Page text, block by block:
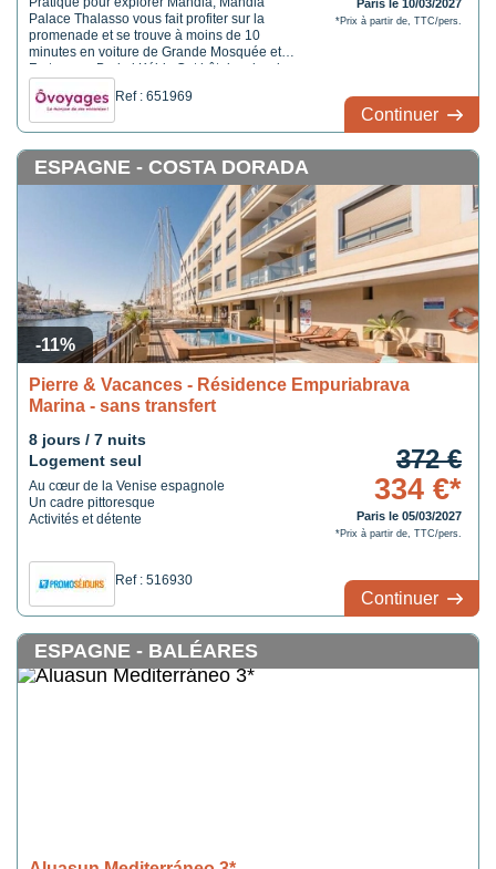
Palace Thalasso vous fait profiter sur la
promenade et se trouve à moins de 10
minutes en voiture de Grande Mosquée et
Forteresse Borj el Kébir. Cet hôtel au bord
de la plage se trouve à 5,9 km de Plage de
la corniche de Mahdia et à 8,2 km de Phare
de Mahdia.
Ref : 651969
Paris le 10/03/2027
*Prix à partir de, TTC/pers.
Continuer
-11%
ESPAGNE - COSTA DORADA
Pierre & Vacances - Résidence Empuriabrava
Marina - sans transfert
8 jours / 7 nuits
Logement seul
Au cœur de la Venise espagnole
Un cadre pittoresque
Activités et détente
Ref : 516930
372 €
334 €*
Paris le 05/03/2027
*Prix à partir de, TTC/pers.
Continuer
ESPAGNE - BALÉARES